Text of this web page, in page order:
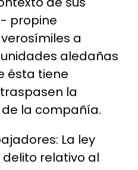
propine
a
aledañas
ésta tiene
la
la compañía.
La ley
relativo al